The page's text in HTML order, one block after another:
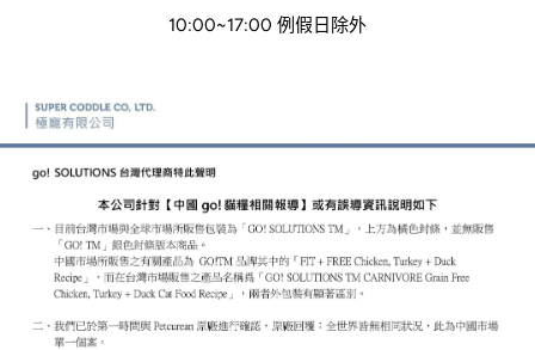
10:00~17:00 例假日除外